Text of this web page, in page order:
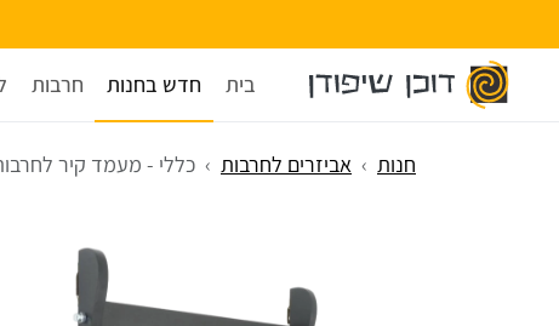
בית חדש בחנות חרבות
חנות אביזרים לחרבות כללי - מעמד קיר לחרבות